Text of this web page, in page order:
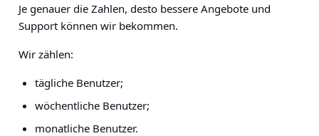
Je genauer die Zahlen, desto bessere Angebote und
Support können wir bekommen.
Wir zählen:
tägliche Benutzer;
wöchentliche Benutzer;
monatliche Benutzer.